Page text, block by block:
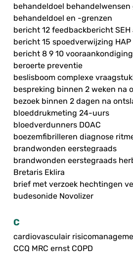
behandeldoel behandelwensen
behandeldoel en -grenzen
bericht 12 feedbackbericht
bericht 15 spoedverwijzing HAP
bericht 8 9 10
beroerte preventie
beslisboom complexe
bespreking binnen 2 weken na
bezoek binnen 2 dagen na
bloeddrukmeting 24-uurs
bloedverdunners DOAC
boezemfibrilleren diagnose
brandwonden eerstegraads
brandwonden eerstegraads
Bretaris Eklira
brief met verzoek hechtingen
budesonide Novolizer
C
cardiovasculair
CCQ MRC ernst COPD